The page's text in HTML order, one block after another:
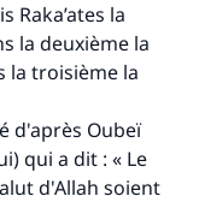
Raka’ates la
la deuxième la
la troisième la
d'après Oubeï
qui a dit : « Le
d'Allah soient